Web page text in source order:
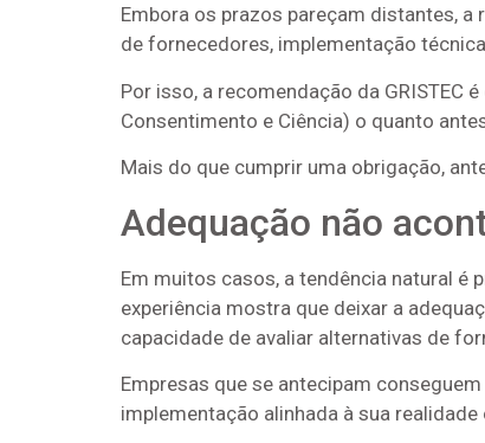
Embora os prazos pareçam distantes,
de fornecedores, implementação
Por isso, a recomendação da GRISTEC
Consentimento e Ciência) o quanto
Mais do que cumprir uma obrigação,
Adequação não
Em muitos casos, a tendência natural é
experiência mostra que deixar a
capacidade de avaliar alternativas de
Empresas que se antecipam
implementação alinhada à sua realidade